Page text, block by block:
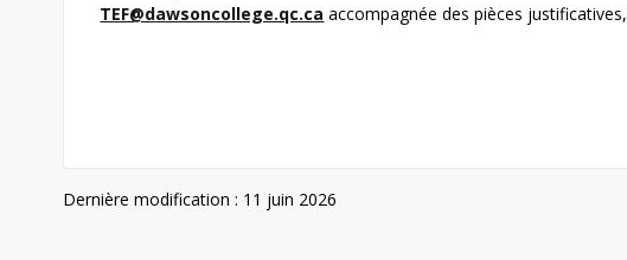
TEF@dawsoncollege.qc.ca accompagnée des pièces justificatives,
Dernière modification : 11 juin 2026